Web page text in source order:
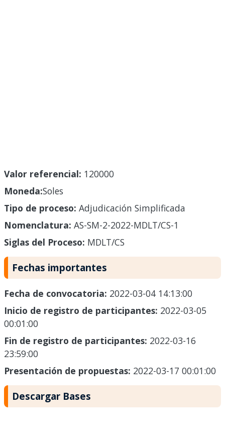
Valor referencial: 120000
Moneda:Soles
Tipo de proceso: Adjudicación Simplificada
Nomenclatura: AS-SM-2-2022-MDLT/CS-1
Siglas del Proceso: MDLT/CS
Fechas importantes
Fecha de convocatoria: 2022-03-04 14:13:00
Inicio de registro de participantes: 2022-03-05
00:01:00
Fin de registro de participantes: 2022-03-16
23:59:00
Presentación de propuestas: 2022-03-17 00:01:00
Descargar Bases